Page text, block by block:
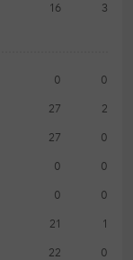
16 3
0 0
27 2
27 0
0 0
0 0
21 1
22 0